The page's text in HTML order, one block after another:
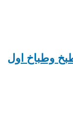
وطباخ اول